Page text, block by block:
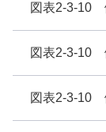
図表2-3-10
図表2-3-10
図表2-3-10